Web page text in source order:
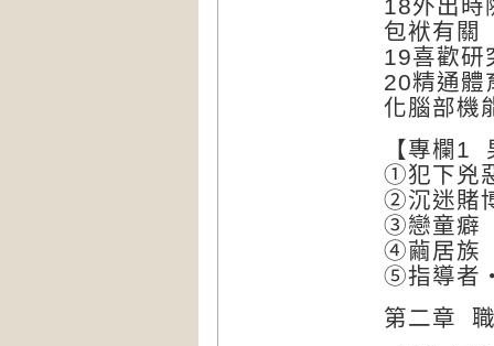
18外出時
包袱有關
19喜歡研
20精通體
化腦部機
【專欄1
①犯下兇
②沉迷賭
③戀童癖
④繭居族
⑤指導者
第二章